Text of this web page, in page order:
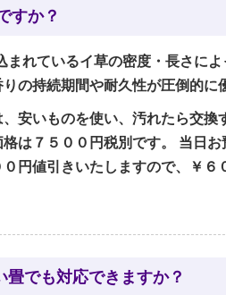
すか？
れているイ草の密度・長さに
の持続期間や耐久性が圧倒的に
安いものを使い、汚れたら交
は７５００円税別です。 当日
円値引きいたしますので、￥６
でも対応できますか？